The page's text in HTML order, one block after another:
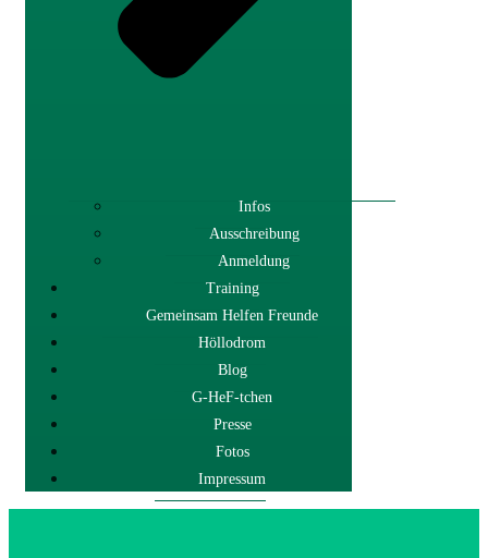
Infos
Ausschreibung
Anmeldung
Training
Gemeinsam Helfen Freunde
Höllodrom
Blog
G-HeF-tchen
Presse
Fotos
Impressum